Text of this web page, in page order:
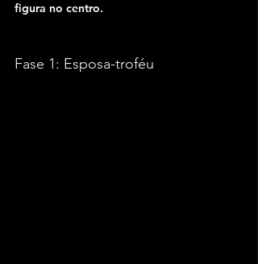
figura no centro.
Fase 1: Esposa-troféu